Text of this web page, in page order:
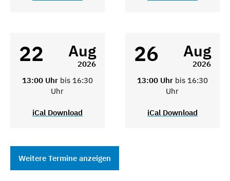
22 Aug
2026
13:00 Uhr bis 16:30
Uhr
iCal Download
26 Aug
2026
13:00 Uhr bis 16:30
Uhr
iCal Download
Weitere Termine anzeigen